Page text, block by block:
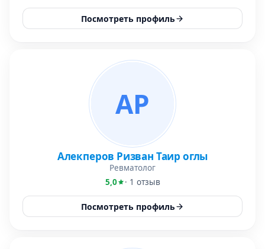
Посмотреть профиль
АР
Алекперов Ризван Таир оглы
Ревматолог
5,0
· 1 отзыв
Посмотреть профиль